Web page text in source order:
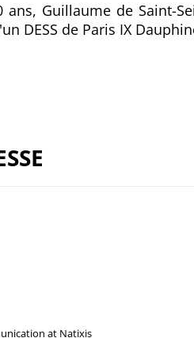
ans, Guillaume de Saint-
DESS de Paris IX
at Natixis